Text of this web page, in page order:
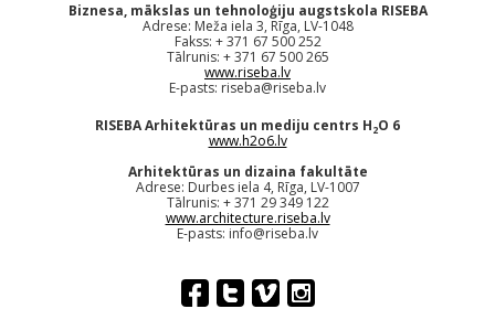
Biznesa, mākslas un tehnoloģiju augstskola RISEBA
Adrese: Meža iela 3, Rīga, LV-1048
Fakss: + 371 67 500 252
Tālrunis: + 371 67 500 265
www.riseba.lv
E-pasts: riseba@riseba.lv
RISEBA Arhitektūras un mediju centrs H2O 6
www.h2o6.lv
Arhitektūras un dizaina fakultāte
Adrese: Durbes iela 4, Rīga, LV-1007
Tālrunis: + 371 29 349 122
www.architecture.riseba.lv
E-pasts: info@riseba.lv